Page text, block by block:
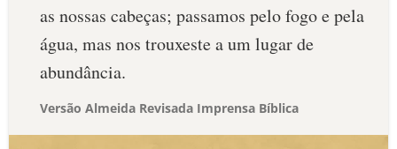
as nossas cabeças; passamos pelo fogo e pela
água, mas nos trouxeste a um lugar de
abundância.
Versão Almeida Revisada Imprensa Bíblica